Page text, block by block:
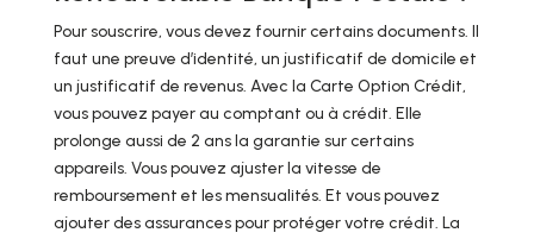
Pour souscrire, vous devez fournir certains documents. Il
faut une preuve d’identité, un justificatif de domicile et
un justificatif de revenus. Avec la Carte Option Crédit,
vous pouvez payer au comptant ou à crédit. Elle
prolonge aussi de 2 ans la garantie sur certains
appareils. Vous pouvez ajuster la vitesse de
remboursement et les mensualités. Et vous pouvez
ajouter des assurances pour protéger votre crédit. La